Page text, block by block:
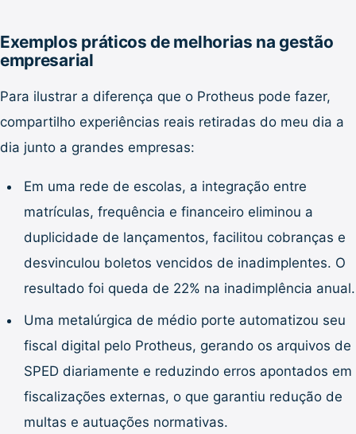
Exemplos práticos de melhorias na gestão
empresarial
Para ilustrar a diferença que o Protheus pode fazer,
compartilho experiências reais retiradas do meu dia a
dia junto a grandes empresas:
Em uma rede de escolas, a integração entre
matrículas, frequência e financeiro eliminou a
duplicidade de lançamentos, facilitou cobranças e
desvinculou boletos vencidos de inadimplentes. O
resultado foi queda de 22% na inadimplência anual.
Uma metalúrgica de médio porte automatizou seu
fiscal digital pelo Protheus, gerando os arquivos de
SPED diariamente e reduzindo erros apontados em
fiscalizações externas, o que garantiu redução de
multas e autuações normativas.